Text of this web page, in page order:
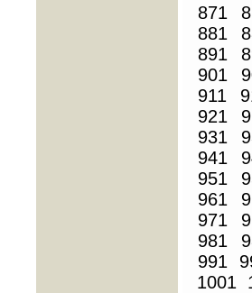
871
881
891
901
911
921
931
941
951
961
971
981
991
1001